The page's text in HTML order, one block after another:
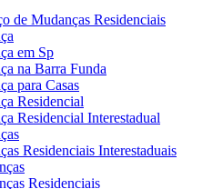
de Mudanças Residenciais
em Sp
na Barra Funda
para Casas
Residencial
Residencial Interestadual
Residenciais Interestaduais
Residenciais